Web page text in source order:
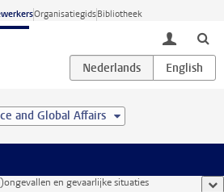
OrganisatiegidsBibliotheek
toggle
and Global Affairs
en gevaarlijke situaties